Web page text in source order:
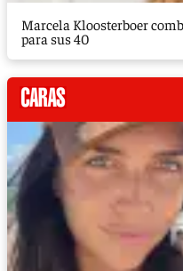
Marcela Kloosterboer
para sus 40